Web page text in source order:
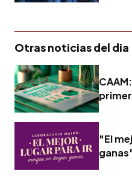
Otras noticias del dia
"El